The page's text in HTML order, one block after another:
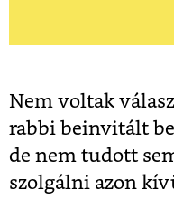
Nem voltak
rabbi beinvitált
de nem tudott
szolgálni azon